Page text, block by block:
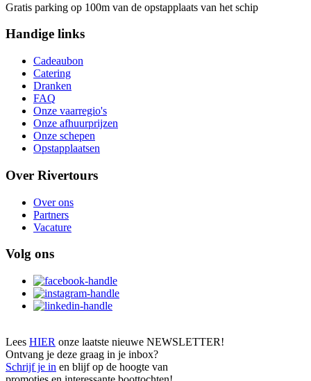
Gratis parking op 100m van de opstapplaats van het schip
Handige links
Cadeaubon
Catering
Dranken
FAQ
Onze vaarregio's
Onze afhuurprijzen
Onze schepen
Opstapplaatsen
Over Rivertours
Over ons
Partners
Vacature
Volg ons
Lees HIER onze laatste nieuwe NEWSLETTER!
Ontvang je deze graag in je inbox?
Schrijf je in en blijf op de hoogte van